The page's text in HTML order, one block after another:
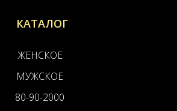
КАТАЛОГ
ЖЕНСКОЕ
МУЖСКОЕ
80-90-2000